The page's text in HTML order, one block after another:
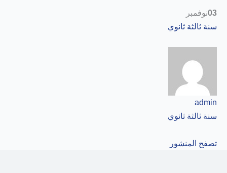
03نوفمبر
سنة ثالثة ثانوي
admin
سنة ثالثة ثانوي
تصفح المنشور